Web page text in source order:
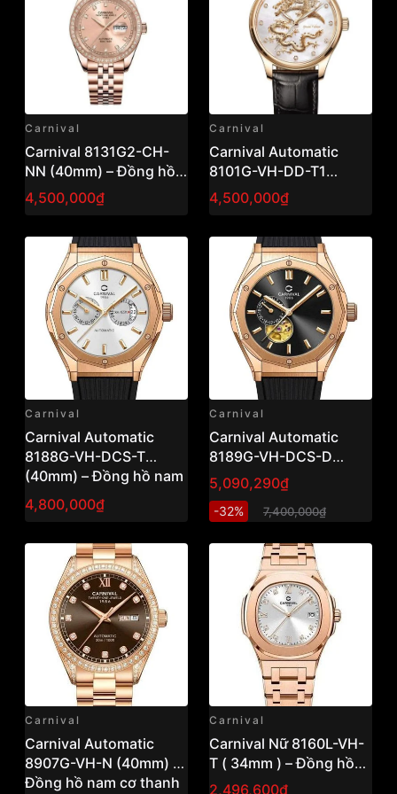
Carnival
Carnival 8131G2-CH-
NN (40mm) – Đồng hồ
nam Automatic Dress
Watch, thiết kế thanh
4,500,000₫
Carnival
Carnival Automatic
8101G-VH-DD-T1
(40mm) – Đồng hồ nam
cơ lịch lãm, thiết kế
4,500,000₫
Carnival
Carnival Automatic
8188G-VH-DCS-T
(40mm) – Đồng hồ nam
cơ thanh lịch, thiết kế
sang trọng hiện đại
4,800,000₫
Carnival
Carnival Automatic
8189G-VH-DCS-D
(40mm) – Đồng hồ nam
cơ thanh lịch, mặt số
sang trọng
5,090,290₫
-32% 7,400,000₫
Carnival
Carnival Automatic
8907G-VH-N (40mm) –
Đồng hồ nam cơ thanh
Carnival
Carnival Nữ 8160L-VH-
T ( 34mm ) – Đồng hồ
nữ thanh lịch, thiết kế
2,496,600₫